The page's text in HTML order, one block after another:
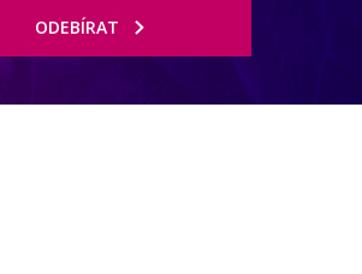
ODEBÍRAT